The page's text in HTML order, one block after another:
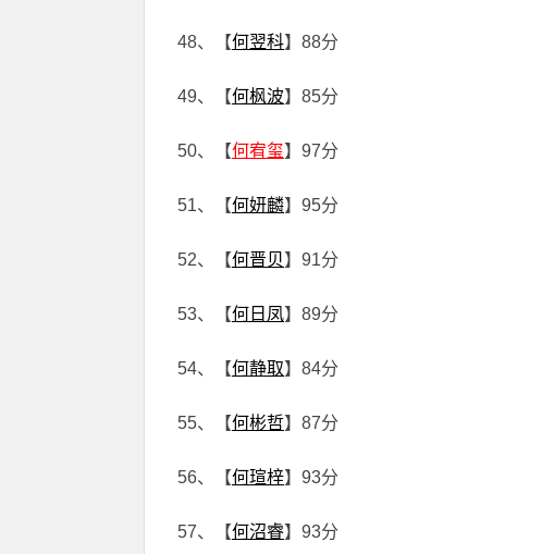
48、【何翌科】88分
49、【何枫波】85分
50、【何宥玺】97分
51、【何妍麟】95分
52、【何晋贝】91分
53、【何日凤】89分
54、【何静取】84分
55、【何彬哲】87分
56、【何瑄梓】93分
57、【何沼睿】93分